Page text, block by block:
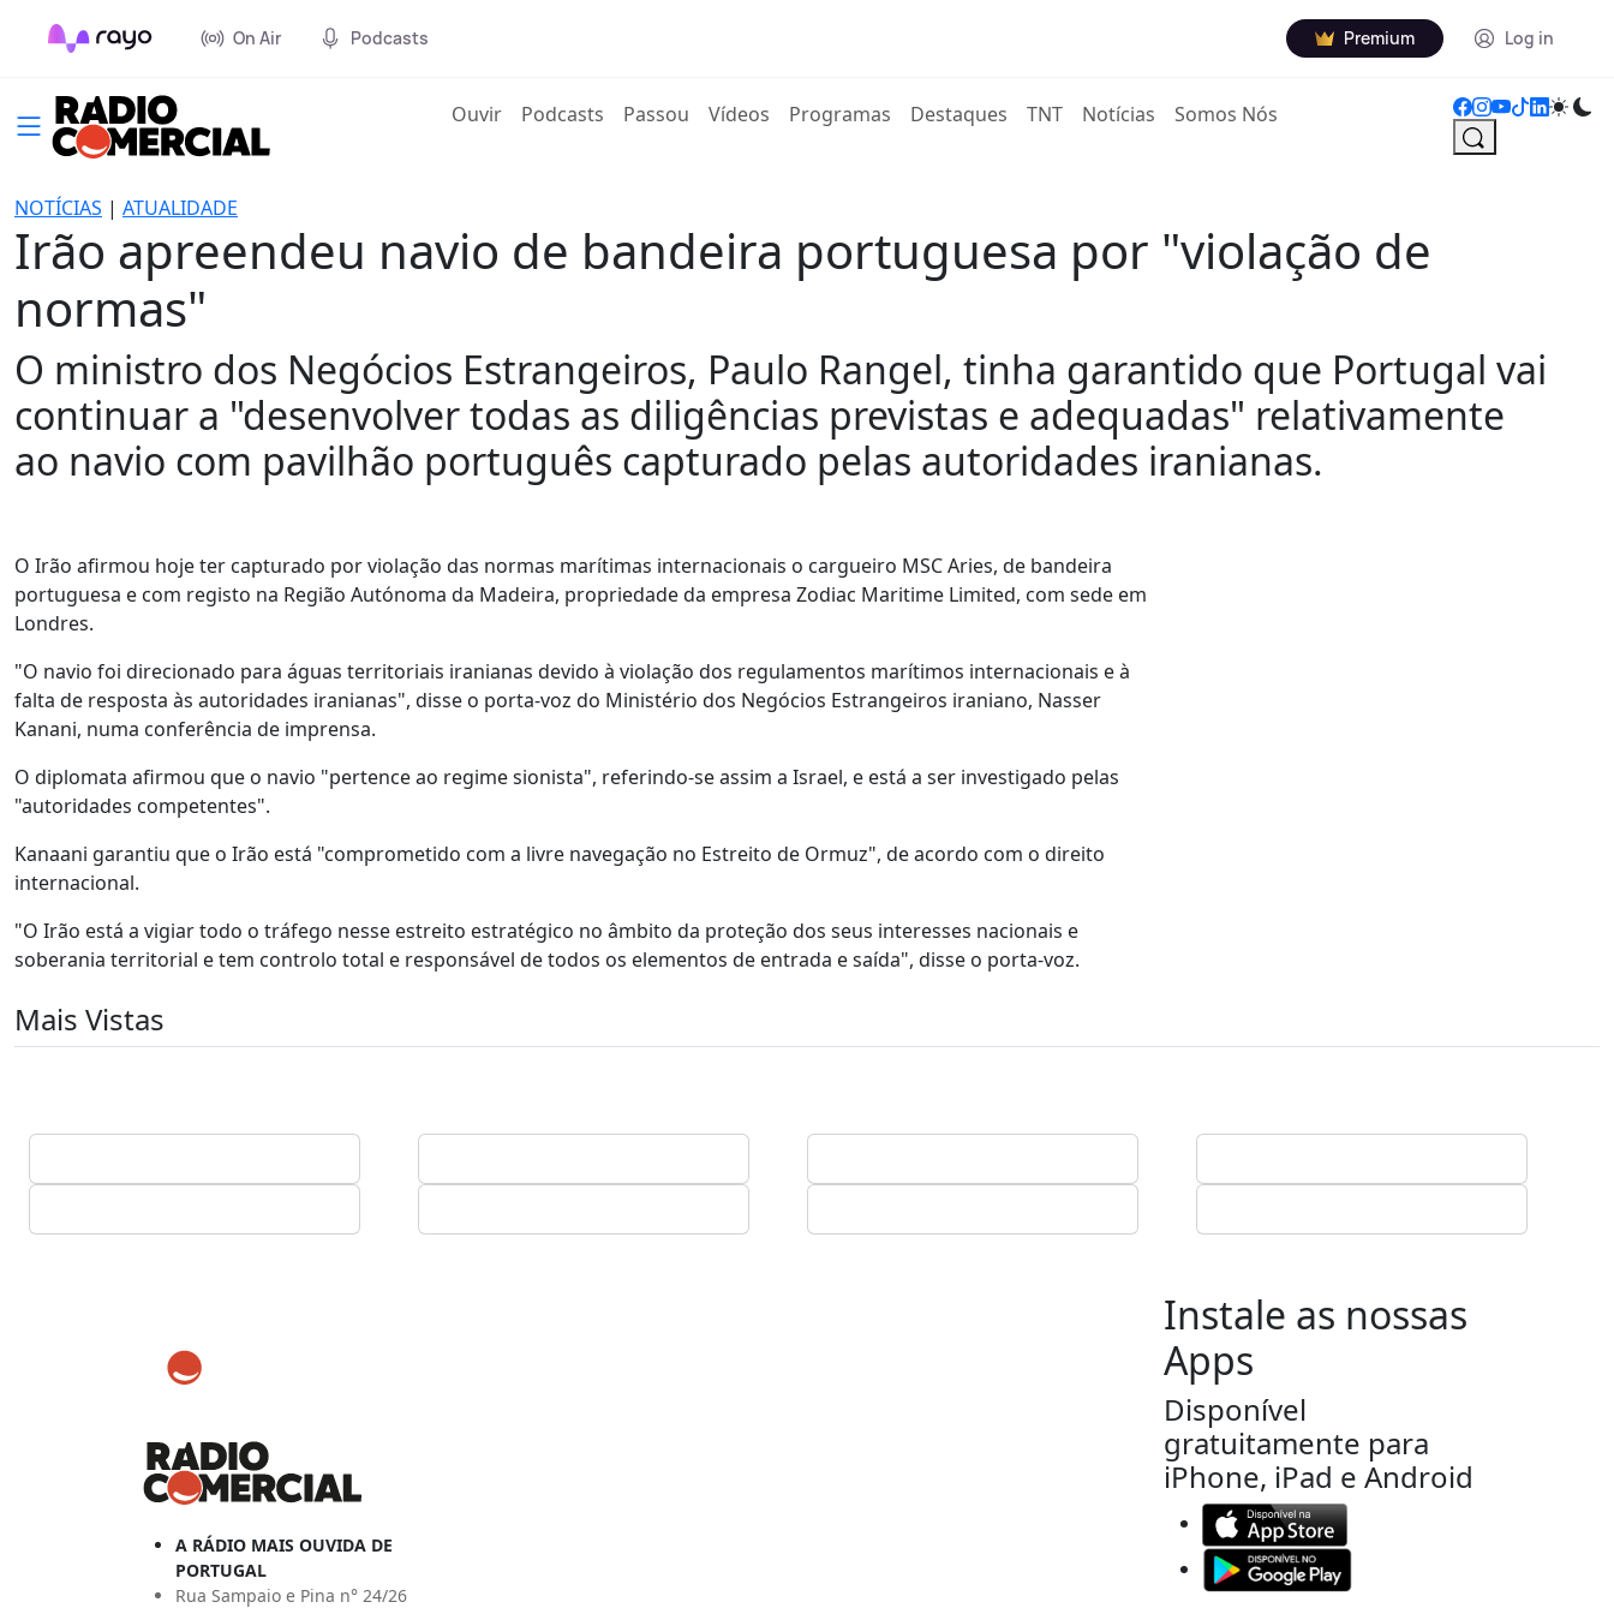
On Air Podcasts Premium Log in
Ouvir(current)
Podcasts Passou Vídeos Programas Destaques TNT Notícias Somos Nós
NOTÍCIAS | ATUALIDADE
Irão apreendeu navio de bandeira portuguesa por "violação de
normas"
O ministro dos Negócios Estrangeiros, Paulo Rangel, tinha garantido que Portugal vai
continuar a "desenvolver todas as diligências previstas e adequadas" relativamente
ao navio com pavilhão português capturado pelas autoridades iranianas.
O Irão afirmou hoje ter capturado por violação das normas marítimas internacionais o cargueiro MSC Aries, de bandeira
portuguesa e com registo na Região Autónoma da Madeira, propriedade da empresa Zodiac Maritime Limited, com sede em
Londres.
"O navio foi direcionado para águas territoriais iranianas devido à violação dos regulamentos marítimos internacionais e à
falta de resposta às autoridades iranianas", disse o porta-voz do Ministério dos Negócios Estrangeiros iraniano, Nasser
Kanani, numa conferência de imprensa.
O diplomata afirmou que o navio "pertence ao regime sionista", referindo-se assim a Israel, e está a ser investigado pelas
"autoridades competentes".
Kanaani garantiu que o Irão está "comprometido com a livre navegação no Estreito de Ormuz", de acordo com o direito
internacional.
"O Irão está a vigiar todo o tráfego nesse estreito estratégico no âmbito da proteção dos seus interesses nacionais e
soberania territorial e tem controlo total e responsável de todos os elementos de entrada e saída", disse o porta-voz.
Mais Vistas
A RÁDIO MAIS OUVIDA DE
PORTUGAL
Rua Sampaio e Pina n° 24/26
Instale as nossas
Apps
Disponível
gratuitamente para
iPhone, iPad e Android